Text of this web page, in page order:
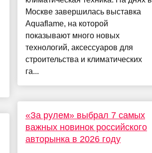
Москве завершилась выставка
Aquaflame, на которой
показывают много новых
технологий, аксессуаров для
строительства и климатических
га...
«За рулем» выбрал 7 самых
важных новинок российского
авторынка в 2026 году